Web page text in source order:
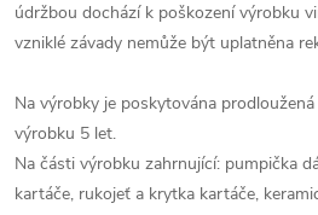
údržbou dochází k poškození výrobku
vzniklé závady nemůže být uplatněna
Na výrobky je poskytována
výrobku 5 let.
Na části výrobku zahrnující: pumpička
kartáče, rukojeť a krytka kartáče,